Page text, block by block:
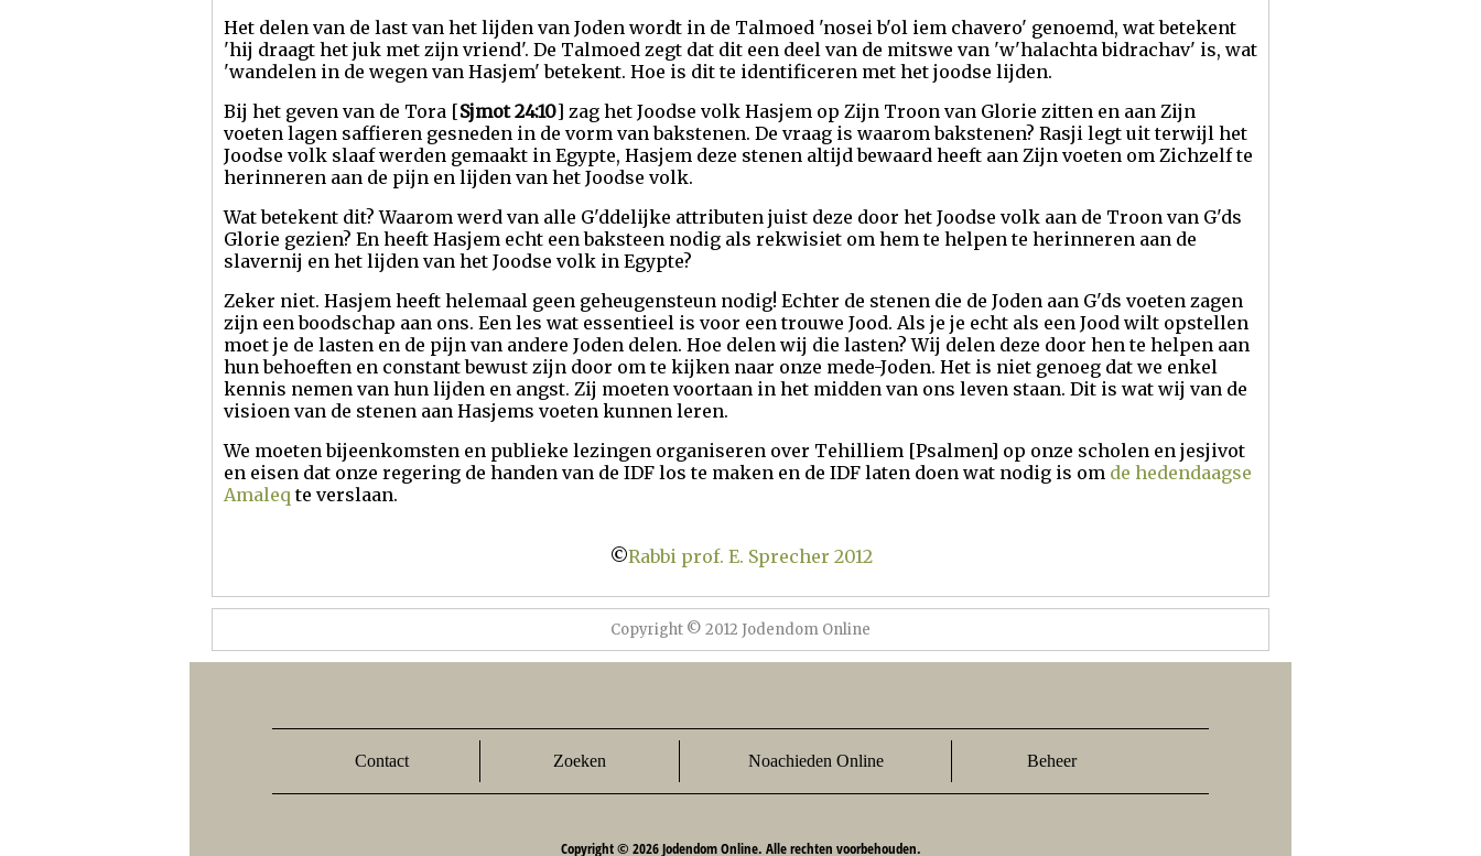
Het delen van de last van het lijden van Joden wordt in de Talmoed 'nosei b'ol iem chavero' genoemd, wat betekent
'hij draagt het juk met zijn vriend'. De Talmoed zegt dat dit een deel van de mitswe van 'w'halachta bidrachav' is, wat
'wandelen in de wegen van Hasjem' betekent. Hoe is dit te identificeren met het joodse lijden.
Bij het geven van de Tora [Sjmot 24:10] zag het Joodse volk Hasjem op Zijn Troon van Glorie zitten en aan Zijn
voeten lagen saffieren gesneden in de vorm van bakstenen. De vraag is waarom bakstenen? Rasji legt uit terwijl het
Joodse volk slaaf werden gemaakt in Egypte, Hasjem deze stenen altijd bewaard heeft aan Zijn voeten om Zichzelf te
herinneren aan de pijn en lijden van het Joodse volk.
Wat betekent dit? Waarom werd van alle G'ddelijke attributen juist deze door het Joodse volk aan de Troon van G'ds
Glorie gezien? En heeft Hasjem echt een baksteen nodig als rekwisiet om hem te helpen te herinneren aan de
slavernij en het lijden van het Joodse volk in Egypte?
Zeker niet. Hasjem heeft helemaal geen geheugensteun nodig! Echter de stenen die de Joden aan G'ds voeten zagen
zijn een boodschap aan ons. Een les wat essentieel is voor een trouwe Jood. Als je je echt als een Jood wilt opstellen
moet je de lasten en de pijn van andere Joden delen. Hoe delen wij die lasten? Wij delen deze door hen te helpen aan
hun behoeften en constant bewust zijn door om te kijken naar onze mede-Joden. Het is niet genoeg dat we enkel
kennis nemen van hun lijden en angst. Zij moeten voortaan in het midden van ons leven staan. Dit is wat wij van de
visioen van de stenen aan Hasjems voeten kunnen leren.
We moeten bijeenkomsten en publieke lezingen organiseren over Tehilliem [Psalmen] op onze scholen en jesjivot
en eisen dat onze regering de handen van de IDF los te maken en de IDF laten doen wat nodig is om de hedendaagse
Amaleq te verslaan.
©Rabbi prof. E. Sprecher 2012
Copyright © 2012 Jodendom Online
Contact Zoeken Noachieden Online Beheer
Copyright © 2026 Jodendom Online. Alle rechten voorbehouden.